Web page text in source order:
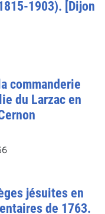
1903). [Dijon
commanderie
du Larzac en
jésuites en
de 1763.